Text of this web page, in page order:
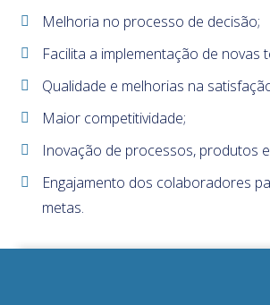
Melhoria no processo de decisão;
Facilita a implementação de novas
Qualidade e melhorias na
Maior competitividade;
Inovação de processos, produtos
Engajamento dos colaboradores
metas.